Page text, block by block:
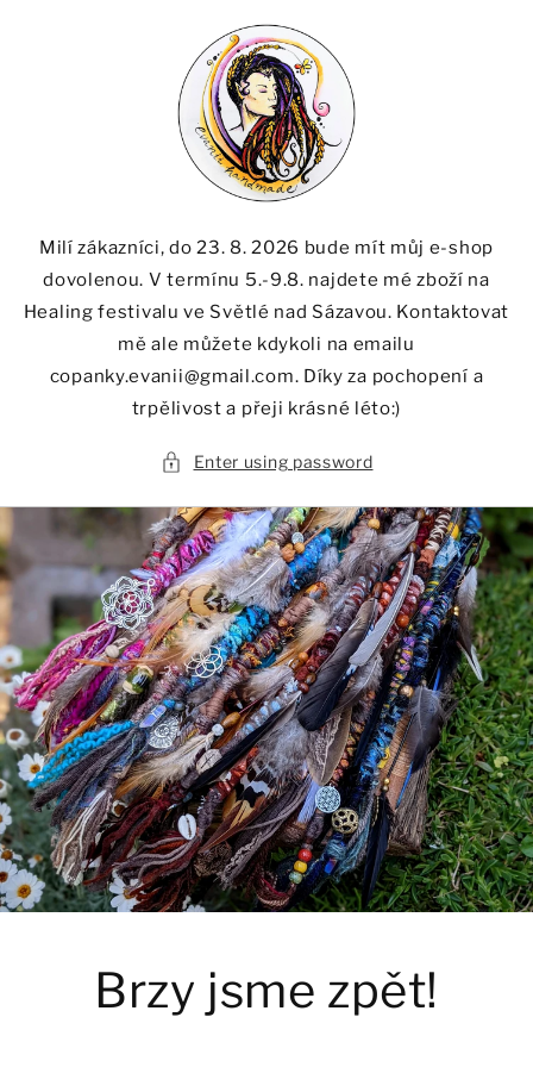
Milí zákazníci, do 23. 8. 2026 bude mít můj e-shop
dovolenou. V termínu 5.-9.8. najdete mé zboží na
Healing festivalu ve Světlé nad Sázavou. Kontaktovat
mě ale můžete kdykoli na emailu
copanky.evanii@gmail.com. Díky za pochopení a
trpělivost a přeji krásné léto:)
Enter using password
Brzy jsme zpět!